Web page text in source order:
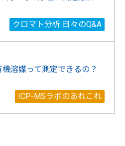
クロマト分析 日々のQ&A
溶媒って測定できるの？
ICP-MSラボのあれこれ